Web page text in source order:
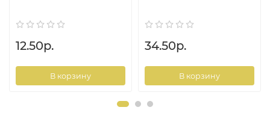
12.50р.
В корзину
34.50р.
В корзину